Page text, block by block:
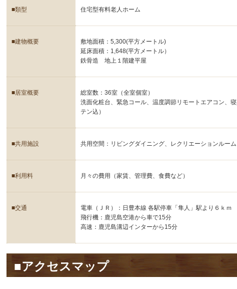
■類型 住宅型有料老人ホーム
■建物概要
敷地面積：5,300(平方メートル)
延床面積：1,648(平方メートル）
鉄骨造 地上１階建平屋
■居室概要
総室数：36室（全室個室）
洗面化粧台、緊急コール、温度調節リモートエアコン、
テン込）
■共用施設 共用空間：リビングダイニング、レクリエーションルーム
■利用料 月々の費用（家賃、管理費、食費など）
■交通
電車（ＪＲ）：日豊本線 各駅停車「隼人」駅より６ｋｍ
飛行機：鹿児島空港から車で15分
高速：鹿児島溝辺インターから15分
■アクセスマップ